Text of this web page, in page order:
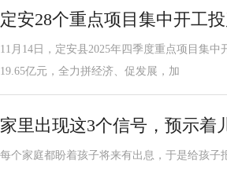
定安28个重点项目集中开工
11月14日，定安县2025年四季度重点项目集
19.65亿元，全力拼经济、促发展，加
家里出现这3个信号，预示着
每个家庭都盼着孩子将来有出息，于是给孩